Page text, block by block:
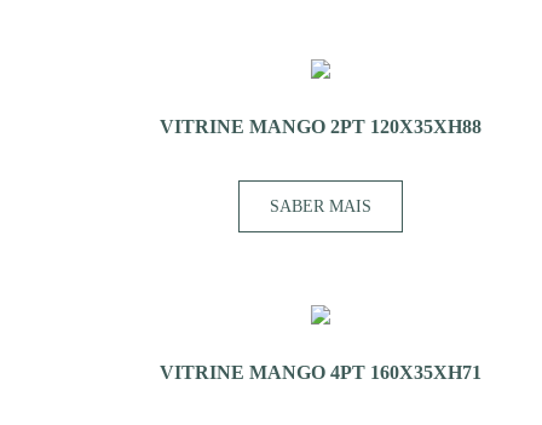
VITRINE MANGO 2PT 120X35XH88
SABER MAIS
VITRINE MANGO 4PT 160X35XH71